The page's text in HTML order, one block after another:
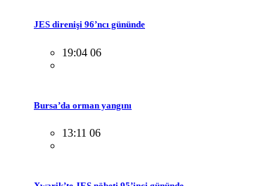
JES direnişi 96’ncı gününde
19:04 06
Bursa’da orman yangını
13:11 06